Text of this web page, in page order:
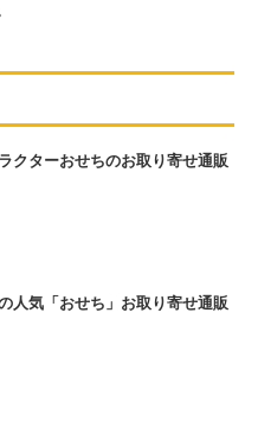
クターおせちのお取り寄せ通販
人気「おせち」お取り寄せ通販